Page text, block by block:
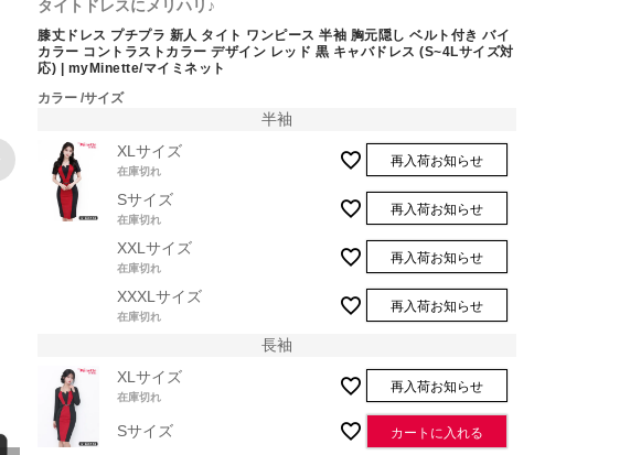
タイトドレスにメリハリ♪
膝丈ドレス プチプラ 新人 タイト ワンピース 半袖 胸元隠し ベルト付き バイ
カラー コントラストカラー デザイン レッド 黒 キャバドレス (S~4Lサイズ対
応) | myMinette/マイミネット
カラー サイズ
半袖
XLサイズ
在庫切れ
再入荷お知らせ
Sサイズ
在庫切れ
再入荷お知らせ
XXLサイズ
在庫切れ
再入荷お知らせ
XXXLサイズ
在庫切れ
再入荷お知らせ
長袖
XLサイズ
在庫切れ
再入荷お知らせ
Sサイズ カートに入れる